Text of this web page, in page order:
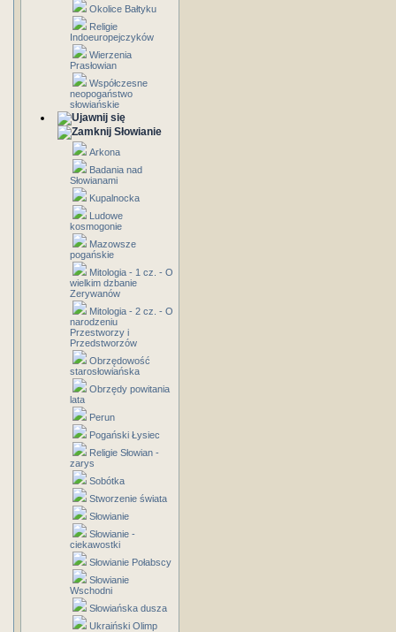
Okolice Bałtyku
Religie
Indoeuropejczyków
Wierzenia
Prasłowian
Współczesne
neopogaństwo
słowiańskie
Słowianie
Arkona
Badania nad
Słowianami
Kupalnocka
Ludowe
kosmogonie
Mazowsze
pogańskie
Mitologia - 1 cz. - O
wielkim dzbanie
Zerywanów
Mitologia - 2 cz. - O
narodzeniu
Przestworzy i
Przedstworzów
Obrzędowość
starosłowiańska
Obrzędy powitania
lata
Perun
Pogański Łysiec
Religie Słowian -
zarys
Sobótka
Stworzenie świata
Słowianie
Słowianie -
ciekawostki
Słowianie Połabscy
Słowianie
Wschodni
Słowiańska dusza
Ukraiński Olimp